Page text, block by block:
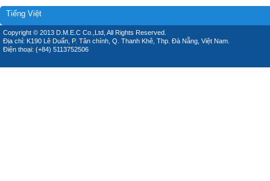
Tiếng Việt
Copyright © 2013 D.M.E.C Co.,Ltd, All Rights Reserved.
Địa chỉ: K190 Lê Duẩn, P. Tân chính, Q. Thanh Khê, Thp. Đà Nẵng, Việt Nam.
Điện thoại: (+84) 5113752506